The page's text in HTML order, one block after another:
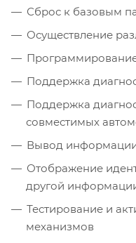
Сброс к базовым
Осуществление
Поддержка
Поддержка
совместимых
Вывод
Отображение
другой
Тестирование и
механизмов